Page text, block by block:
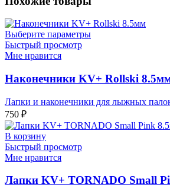
Выберите параметры
Быстрый просмотр
Мне нравится
Наконечники KV+ Rollski
Лапки и наконечники для лыжных
750 ₽
В корзину
Быстрый просмотр
Мне нравится
Лапки KV+ TORNADO Small